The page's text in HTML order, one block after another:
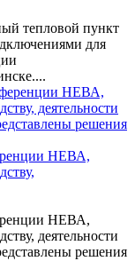
тепловой пункт
для
НЕВА,
НЕВА,
деятельности
решения